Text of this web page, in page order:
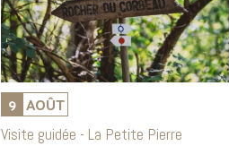
9 AOÛT
Visite guidée - La Petite Pierre